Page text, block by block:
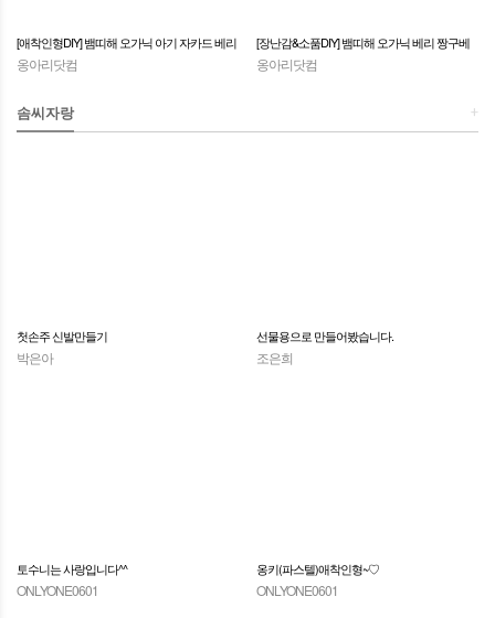
[애착인형DIY] 뱀띠해 오가닉 아기 자카드 베리
애착인형 만들기
옹아리닷컴
[장난감&소품DIY] 뱀띠해 오가닉 베리 짱구베
개 만들기
옹아리닷컴
+
솜씨자랑
첫손주 신발만들기
박은아
선물용으로 만들어봤습니다.
조은희
토수니는 사랑입니다^^
ONLYONE0601
옹키(파스텔)애착인형~♡
ONLYONE0601